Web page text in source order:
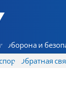
Оборона и
Обратная